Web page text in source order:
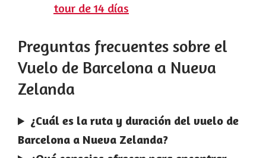
tour de 14 días
Preguntas frecuentes sobre el
Vuelo de Barcelona a Nueva
Zelanda
¿Cuál es la ruta y duración del vuelo de
Barcelona a Nueva Zelanda?